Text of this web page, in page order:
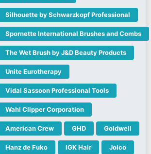
Silhouette by Schwarzkopf Professional
Spornette International Brushes and Combs
The Wet Brush by J&D Beauty Products
Unite Eurotherapy
Vidal Sassoon Professional Tools
Wahl Clipper Corporation
American Crew GHD Goldwell
Hanz de Fuko IGK Hair Joico